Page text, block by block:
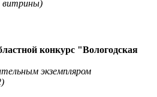
витрины)
конкурс "Вологодская
экземпляром